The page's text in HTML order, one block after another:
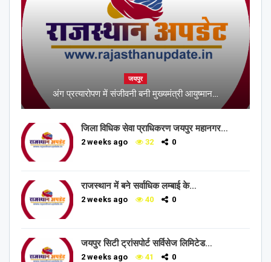
जयपुर
अंग प्रत्यारोपण में संजीवनी बनी मुख्यमंत्री आयुष्मान…
जिला विधिक सेवा प्राधिकरण जयपुर महानगर…
2 weeks ago 32 0
राजस्थान में बने सर्वाधिक लम्बाई के…
2 weeks ago 40 0
जयपुर सिटी ट्रांसपोर्ट सर्विसेज लिमिटेड…
2 weeks ago 41 0